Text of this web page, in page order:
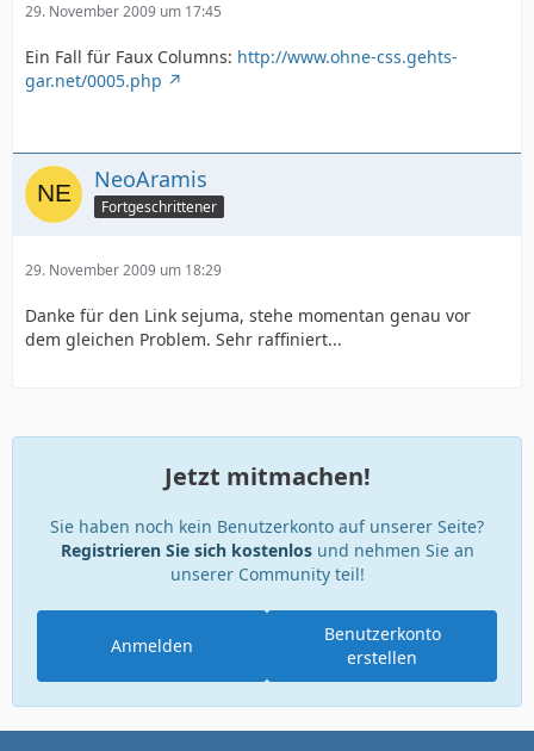
29. November 2009 um 17:45
Ein Fall für Faux Columns: http://www.ohne-css.gehts-
gar.net/0005.php
NeoAramis
Fortgeschrittener
29. November 2009 um 18:29
Danke für den Link sejuma, stehe momentan genau vor
dem gleichen Problem. Sehr raffiniert...
Jetzt mitmachen!
Sie haben noch kein Benutzerkonto auf unserer Seite?
Registrieren Sie sich kostenlosund nehmen Sie an
unserer Community teil!
Benutzerkonto
erstellen
Anmelden